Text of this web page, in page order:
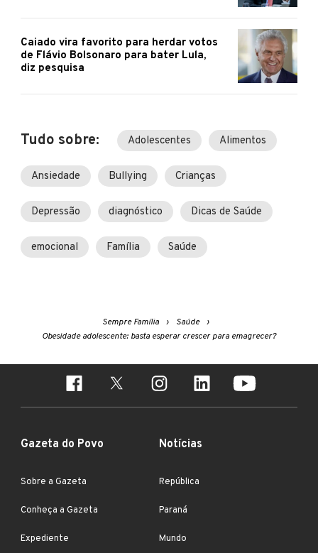
Caiado vira favorito para herdar votos
de Flávio Bolsonaro para bater Lula,
diz pesquisa
Tudo sobre: Adolescentes Alimentos
Ansiedade Bullying Crianças
Depressão diagnóstico Dicas de Saúde
emocional Família Saúde
Sempre Família
Saúde
Obesidade adolescente: basta esperar crescer para emagrecer?
Gazeta do Povo
Sobre a Gazeta
Conheça a Gazeta
Expediente
Notícias
República
Paraná
Mundo